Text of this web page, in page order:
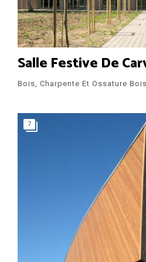
Salle Festive De
Bois, Charpente Et Ossature
7